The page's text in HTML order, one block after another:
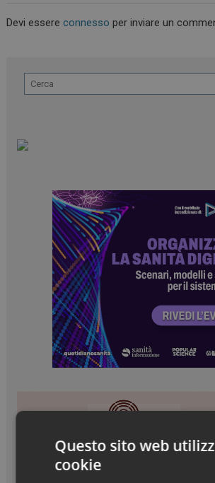
Devi essereconnesso per inviare un
Questo sito web
cookie